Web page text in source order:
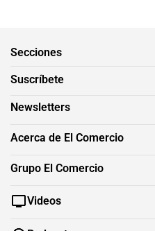
Secciones
Suscríbete
Newsletters
Acerca de El Comercio
Grupo El Comercio
Videos